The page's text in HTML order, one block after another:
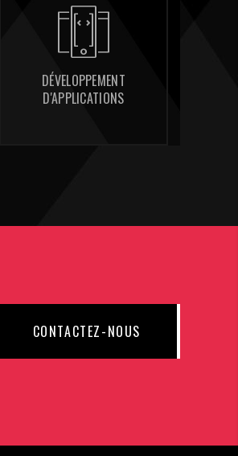
CONSULTING
CONSULTING
CONTACTEZ-NOUS